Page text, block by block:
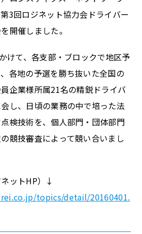
3回ロジネット協力会ドライバー
開催しました。
けて、各支部・ブロックで地区予
各地の予選を勝ち抜いた全国の
企業様所属21名の精鋭ドライバ
し、日頃の業務の中で培った法
検技術を、個人部門・団体部門
競技審査によって競い合いまし
ットHP）↓
topics/detail/20160401.